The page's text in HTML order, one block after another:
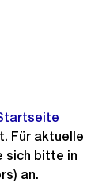
Für aktuelle
sich bitte in
an.